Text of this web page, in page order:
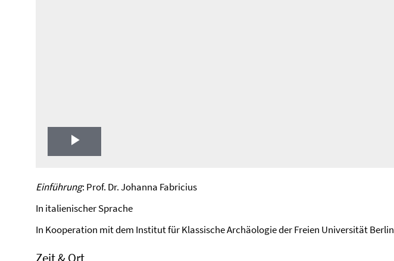
Play
Video
Einführung: Prof. Dr. Johanna Fabricius
In italienischer Sprache
In Kooperation mit dem Institut für Klassische Archäologie der Freien Universität Berlin
Zeit & Ort